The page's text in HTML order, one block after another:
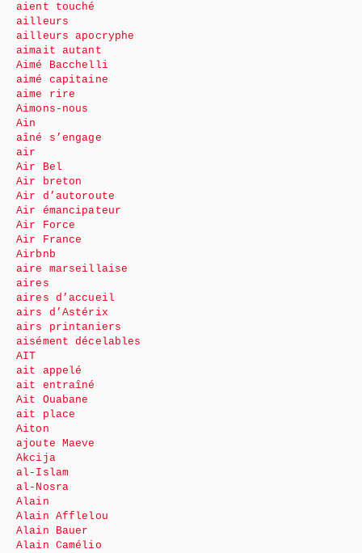
aient touché
ailleurs
ailleurs apocryphe
aimait autant
Aimé Bacchelli
aimé capitaine
aime rire
Aimons-nous
Ain
aîné s’engage
air
Air Bel
Air breton
Air d’autoroute
Air émancipateur
Air Force
Air France
Airbnb
aire marseillaise
aires
aires d’accueil
airs d’Astérix
airs printaniers
aisément décelables
AIT
ait appelé
ait entraîné
Ait Ouabane
ait place
Aiton
ajoute Maeve
Akcija
al-Islam
al-Nosra
Alain
Alain Afflelou
Alain Bauer
Alain Camélio